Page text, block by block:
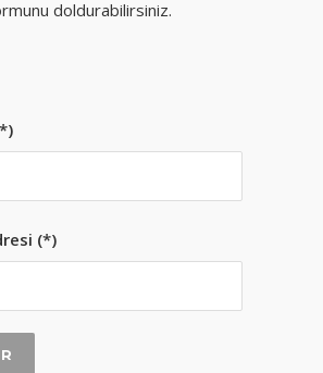
doldurabilirsiniz.
(*)